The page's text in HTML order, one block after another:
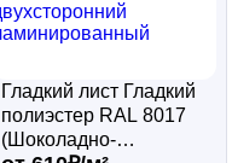
Гладкий лист Гладкий
полиэстер RAL 8017
(Шоколадно-